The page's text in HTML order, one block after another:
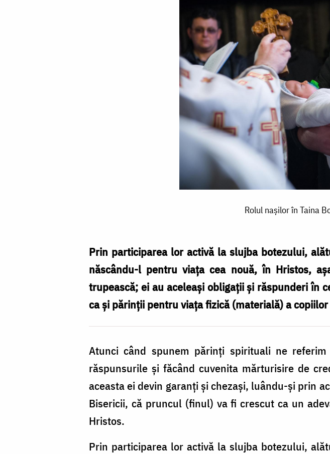
Rolul nașilor în Taina
Prin participarea lor activă la slujba botezului,
născându-l pentru viața cea nouă, în Hristos,
trupească; ei au aceleași obligații și răspunderi în
ca și părinții pentru viața fizică (materială) a
Atunci când spunem părinți spirituali ne
răspunsurile și făcând cuvenita mărturisire de
aceasta ei devin garanți și chezași, luându-și prin
Bisericii, că pruncul (finul) va fi crescut ca un
Hristos.
Prin participarea lor activă la slujba botezului,